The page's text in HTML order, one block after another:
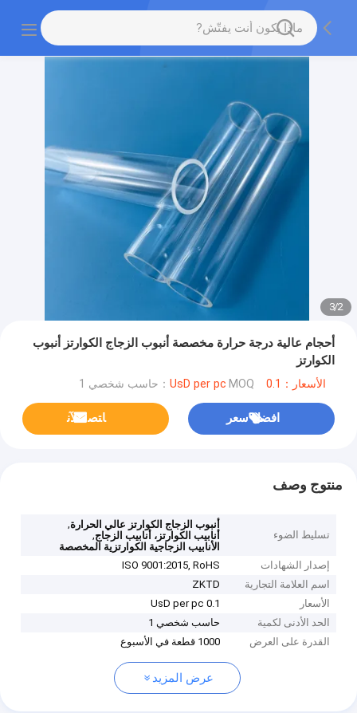
2
/
3
أحجام عالية درجة حرارة مخصصة أنبوب الزجاج الكوارتز أنبوب
الكوارتز
الأسعار：0.1 UsD per pc MOQ：حاسب شخصي 1
افضل سعر ﺎﺘﺼﻟ ﺍﻶﻧ
منتوج وصف
تسليط الضوء
أنبوب الزجاج الكوارتز عالي الحرارة,
أنابيب الكوارتز، أنابيب الزجاج,
الأنابيب الزجاجية الكوارتزية المخصصة
إصدار الشهادات
ISO 9001:2015, RoHS
اسم العلامة التجارية
ZKTD
الأسعار
0.1 UsD per pc
الحد الأدنى لكمية
حاسب شخصي 1
القدرة على العرض
1000 قطعة في الأسبوع
عرض المزيد